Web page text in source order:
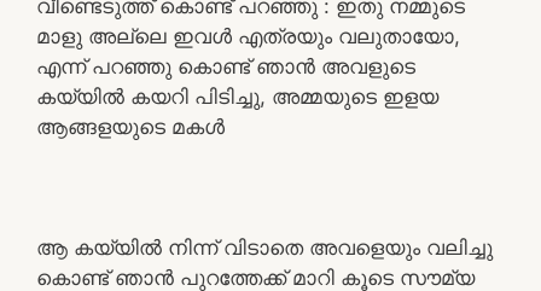
വീണ്ടെടുത്ത് കൊണ്ട് പറഞ്ഞു : ഇതു നമ്മുടെ
മാളു അല്ലെ ഇവൾ എത്രയും വലുതായോ,
എന്ന് പറഞ്ഞു കൊണ്ട് ഞാൻ അവളുടെ
കയ്യിൽ കയറി പിടിച്ചു, അമ്മയുടെ ഇളയ
ആങ്ങളയുടെ മകൾ
ആ കയ്യിൽ നിന്ന് വിടാതെ അവളെയും വലിച്ചു
കൊണ്ട് ഞാൻ പുറത്തേക്ക് മാറി കൂടെ സൗമ്യ